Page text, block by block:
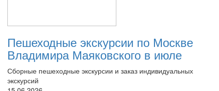
Пешеходные экскурсии по Москве
Владимира Маяковского в июле
Сборные пешеходные экскурсии и заказ индивидуальных
экскурсий